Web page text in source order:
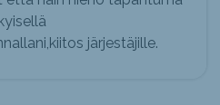
järjestäjille.